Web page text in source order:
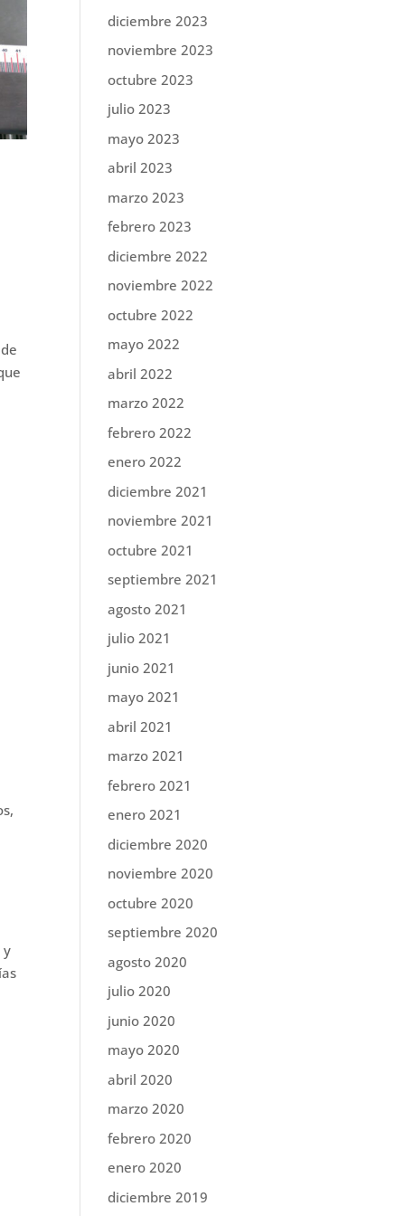
y
diciembre 2023
noviembre 2023
octubre 2023
julio 2023
mayo 2023
abril 2023
marzo 2023
febrero 2023
diciembre 2022
noviembre 2022
octubre 2022
mayo 2022
abril 2022
marzo 2022
febrero 2022
enero 2022
diciembre 2021
noviembre 2021
octubre 2021
septiembre 2021
agosto 2021
julio 2021
junio 2021
mayo 2021
abril 2021
marzo 2021
febrero 2021
enero 2021
diciembre 2020
noviembre 2020
octubre 2020
septiembre 2020
agosto 2020
julio 2020
junio 2020
mayo 2020
abril 2020
marzo 2020
febrero 2020
enero 2020
diciembre 2019